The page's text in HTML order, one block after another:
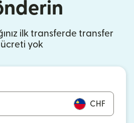
ilk transferde transfer
ücreti yok
CHF